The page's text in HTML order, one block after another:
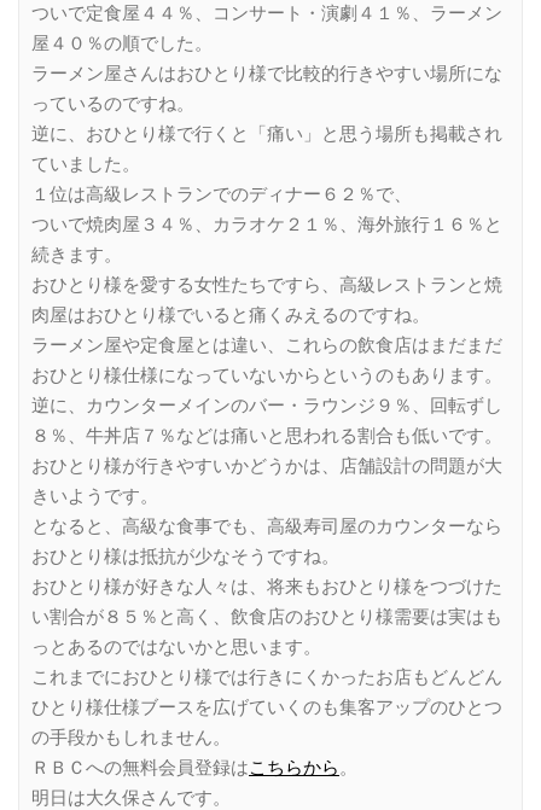
ついで定食屋４４％、コンサート・演劇４１％、ラーメン
屋４０％の順でした。
ラーメン屋さんはおひとり様で比較的行きやすい場所にな
っているのですね。
逆に、おひとり様で行くと「痛い」と思う場所も掲載され
ていました。
１位は高級レストランでのディナー６２％で、
ついで焼肉屋３４％、カラオケ２１％、海外旅行１６％と
続きます。
おひとり様を愛する女性たちですら、高級レストランと焼
肉屋はおひとり様でいると痛くみえるのですね。
ラーメン屋や定食屋とは違い、これらの飲食店はまだまだ
おひとり様仕様になっていないからというのもあります。
逆に、カウンターメインのバー・ラウンジ９％、回転ずし
８％、牛丼店７％などは痛いと思われる割合も低いです。
おひとり様が行きやすいかどうかは、店舗設計の問題が大
きいようです。
となると、高級な食事でも、高級寿司屋のカウンターなら
おひとり様は抵抗が少なそうですね。
おひとり様が好きな人々は、将来もおひとり様をつづけた
い割合が８５％と高く、飲食店のおひとり様需要は実はも
っとあるのではないかと思います。
これまでにおひとり様では行きにくかったお店もどんどん
ひとり様仕様ブースを広げていくのも集客アップのひとつ
の手段かもしれません。
ＲＢＣへの無料会員登録はこちらから。
明日は大久保さんです。